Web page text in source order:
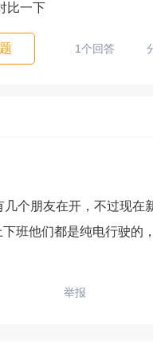
比一下
1个回答
个朋友在开，不过现
班他们都是纯电行驶的
举报